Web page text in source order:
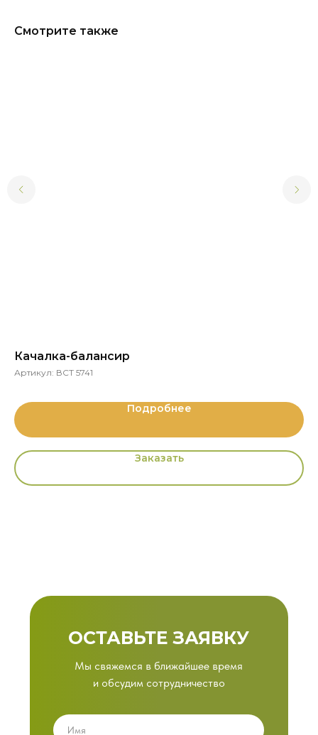
Смотрите также
Качалка-балансир
Артикул: ВСТ 5741
Подробнее
Заказать
ОСТАВЬТЕ ЗАЯВКУ
Мы свяжемся в ближайшее время
и обсудим сотрудничество